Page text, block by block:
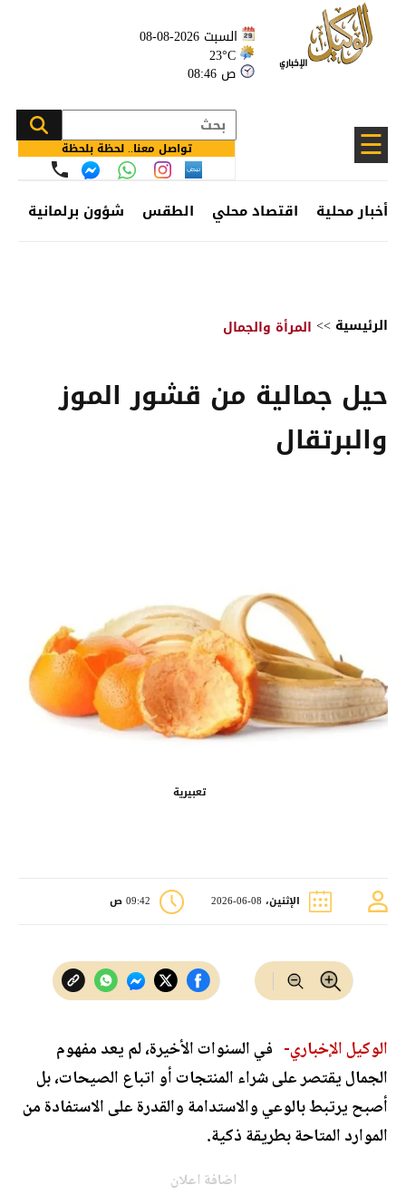
السبت 2026-08-08
23°C
08:46 ص
☰ تواصل معنا.. لحظة بلحظة
أخبار محلية اقتصاد محلي الطقس شؤون برلمانية
الرئيسية >> المرأة والجمال
حيل جمالية من قشور الموز
والبرتقال
تعبيرية
الإثنين، 08-06-2026 09:42 ص
الوكيل الإخباري- في السنوات الأخيرة، لم يعد مفهوم
الجمال يقتصر على شراء المنتجات أو اتباع الصيحات، بل
أصبح يرتبط بالوعي والاستدامة والقدرة على الاستفادة من
الموارد المتاحة بطريقة ذكية.
اضافة اعلان